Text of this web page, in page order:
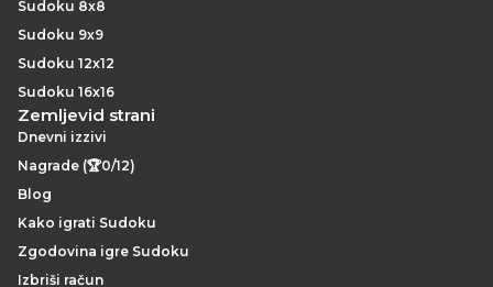
Sudoku 8x8
Sudoku 9x9
Sudoku 12x12
Sudoku 16x16
Zemljevid strani
Dnevni izzivi
Nagrade (🏆0/12)
Blog
Kako igrati Sudoku
Zgodovina igre Sudoku
Izbriši račun